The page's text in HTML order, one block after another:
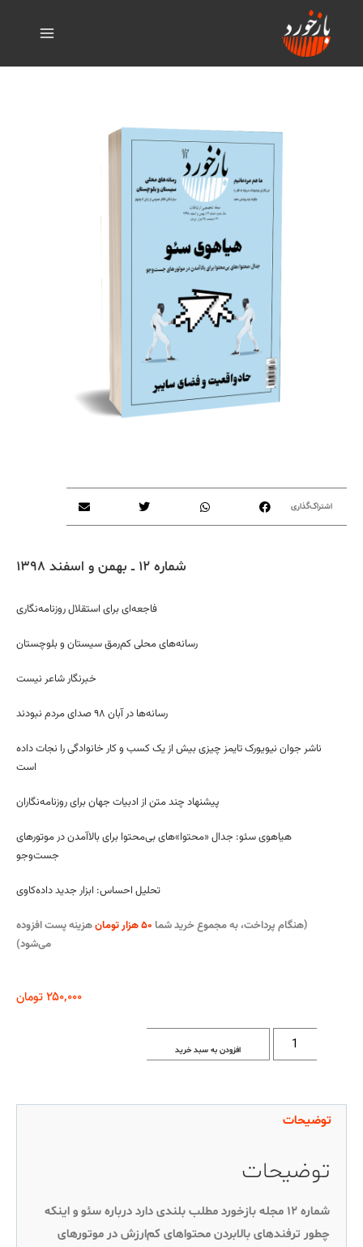
شماره ۱۲ ــ بهمن و اسفند ۱۳۹۸
فاجعه‌ای برای استقلال روزنامه‌نگاری
رسانه‌های محلی کم‌رمق سیستان و بلوچستان
خبرنگار شاعر نیست
رسانه‌ها در آبان ۹۸ صدای مردم نبودند
ناشر جوان نیویورک تایمز چیزی بیش از یک کسب و کار خانوادگی را نجات داده
است
پیشنهاد چند متن از ادبیات جهان برای روزنامه‌نگاران
هیاهوی سئو: جدال «محتوا»های بی‌محتوا برای بالاآمدن در موتورهای
جست‌وجو
تحلیل احساس: ابزار جدید داده‌کاوی
(هنگام پرداخت، به مجموع خرید شما ۵۰ هزار تومان
هزینه پست افزوده
می‌شود)
۲۵۰,۰۰۰ تومان
افزودن به سبد خرید
اشتراک‌گذاری
توضیحات
توضیحات
شماره ۱۲ مجله بازخورد مطلب بلندی دارد درباره سئو و اینکه
چطور ترفندهای بالابردن محتواهای کم‌ارزش در موتورهای